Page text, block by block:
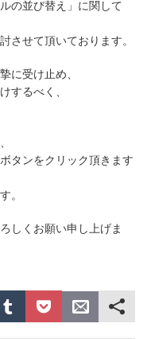
の並び替え」に関して
させて頂いております。
に受け止め、
するべく、
タンをクリック頂きます
。
しくお願い申し上げま